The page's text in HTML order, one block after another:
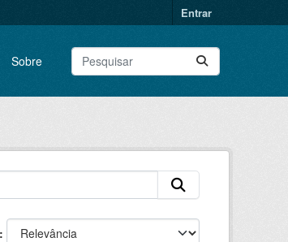
Entrar
Sobre